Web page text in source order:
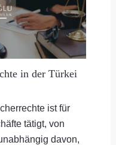
in der Türkei
ist für
tätigt, von
davon,